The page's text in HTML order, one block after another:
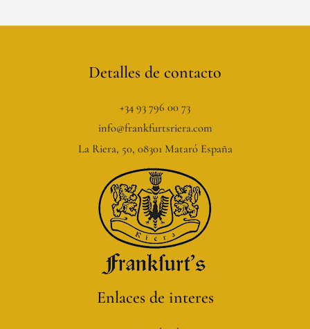
Detalles de contacto
+34 93 796 00 73
info@frankfurtsriera.com
La Riera, 50, 08301 Mataró España
Enlaces de interes